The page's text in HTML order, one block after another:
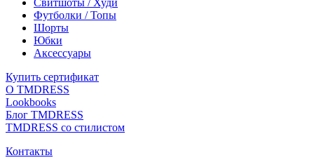
Свитшоты / Худи
Футболки / Топы
Шорты
Юбки
Аксессуары
Купить сертификат
О TMDRESS
Lookbooks
Блог TMDRESS
TMDRESS со стилистом
Контакты